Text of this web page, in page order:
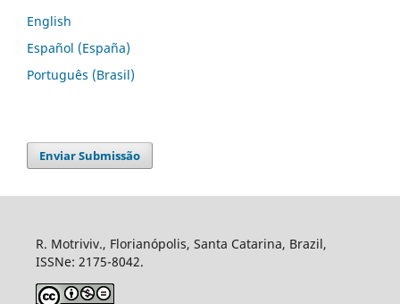
English
Español (España)
Português (Brasil)
Enviar Submissão
R. Motriviv., Florianópolis, Santa Catarina, Brazil,
ISSNe: 2175-8042.